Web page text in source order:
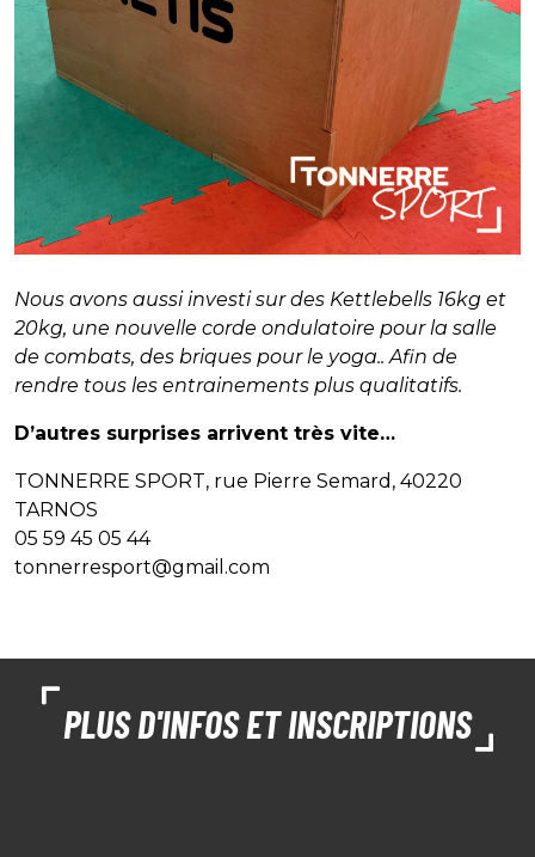
Nous avons aussi investi sur des Kettlebells 16kg et
20kg, une nouvelle corde ondulatoire pour la salle
de combats, des briques pour le yoga.. Afin de
rendre tous les entrainements plus qualitatifs.
D’autres surprises arrivent très vite…
TONNERRE SPORT, rue Pierre Semard, 40220
TARNOS
05 59 45 05 44
tonnerresport@gmail.com
PLUS D'INFOS ET INSCRIPTIONS